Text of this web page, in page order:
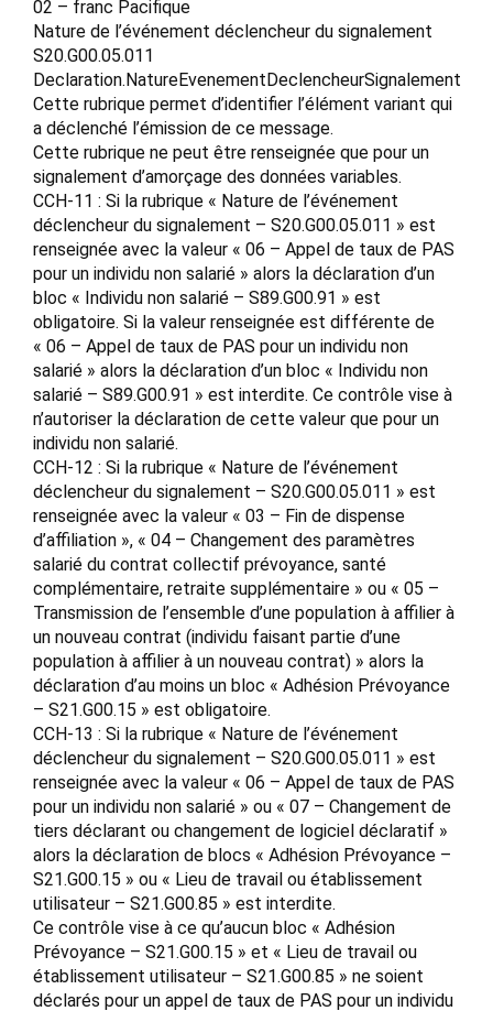
02 – franc Pacifique
Nature de l’événement déclencheur du signalement
S20.G00.05.011
Declaration.NatureEvenementDeclencheurSignalement
Cette rubrique permet d’identifier l’élément variant qui
a déclenché l’émission de ce message.
Cette rubrique ne peut être renseignée que pour un
signalement d’amorçage des données variables.
CCH-11 : Si la rubrique « Nature de l’événement
déclencheur du signalement – S20.G00.05.011 » est
renseignée avec la valeur « 06 – Appel de taux de PAS
pour un individu non salarié » alors la déclaration d’un
bloc « Individu non salarié – S89.G00.91 » est
obligatoire. Si la valeur renseignée est différente de
« 06 – Appel de taux de PAS pour un individu non
salarié » alors la déclaration d’un bloc « Individu non
salarié – S89.G00.91 » est interdite. Ce contrôle vise à
n’autoriser la déclaration de cette valeur que pour un
individu non salarié.
CCH-12 : Si la rubrique « Nature de l’événement
déclencheur du signalement – S20.G00.05.011 » est
renseignée avec la valeur « 03 – Fin de dispense
d’affiliation », « 04 – Changement des paramètres
salarié du contrat collectif prévoyance, santé
complémentaire, retraite supplémentaire » ou « 05 –
Transmission de l’ensemble d’une population à affilier à
un nouveau contrat (individu faisant partie d’une
population à affilier à un nouveau contrat) » alors la
déclaration d’au moins un bloc « Adhésion Prévoyance
– S21.G00.15 » est obligatoire.
CCH-13 : Si la rubrique « Nature de l’événement
déclencheur du signalement – S20.G00.05.011 » est
renseignée avec la valeur « 06 – Appel de taux de PAS
pour un individu non salarié » ou « 07 – Changement de
tiers déclarant ou changement de logiciel déclaratif »
alors la déclaration de blocs « Adhésion Prévoyance –
S21.G00.15 » ou « Lieu de travail ou établissement
utilisateur – S21.G00.85 » est interdite.
Ce contrôle vise à ce qu’aucun bloc « Adhésion
Prévoyance – S21.G00.15 » et « Lieu de travail ou
établissement utilisateur – S21.G00.85 » ne soient
déclarés pour un appel de taux de PAS pour un individu